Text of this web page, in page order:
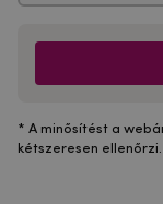
* A minősítést a
kétszeresen ellenőrzi.